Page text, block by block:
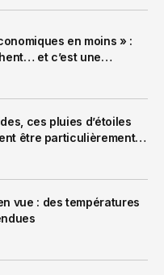
en moins » :
et c’est une
notre quotidien
ces pluies d’étoiles
être particulièrement
jours ?
vue : des températures